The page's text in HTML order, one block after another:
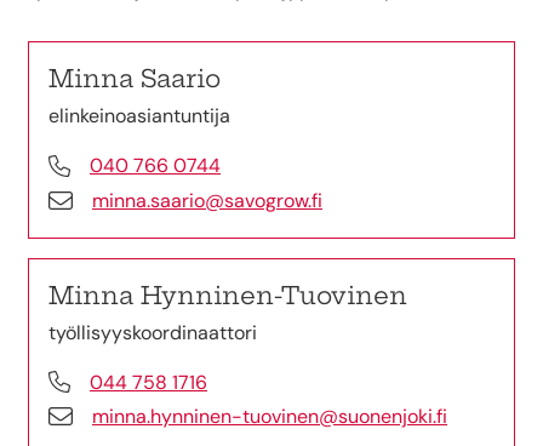
Minna Saario
elinkeinoasiantuntija
040 766 0744
minna.saario@savogrow.fi
Minna Hynninen-Tuovinen
työllisyyskoordinaattori
044 758 1716
minna.hynninen-tuovinen@suonenjoki.fi